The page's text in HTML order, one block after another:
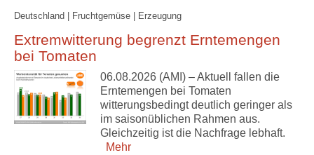
Deutschland | Fruchtgemüse | Erzeugung
Extremwitterung begrenzt Erntemengen
bei Tomaten
06.08.2026 (AMI) – Aktuell fallen die
Erntemengen bei Tomaten
witterungsbedingt deutlich geringer als
im saisonüblichen Rahmen aus.
Gleichzeitig ist die Nachfrage lebhaft.
Mehr